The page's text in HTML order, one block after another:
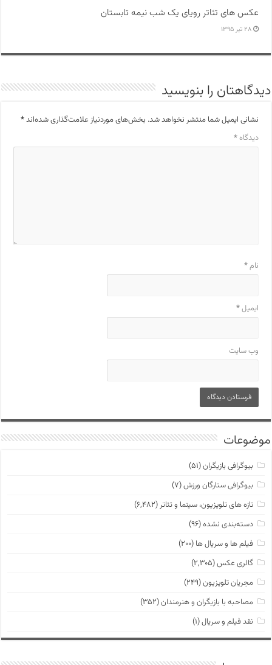
عکس های تئاتر رویای یک شب نیمه تابستان
۲۸ تیر ۱۳۹۵
دیدگاهتان را بنویسید
نشانی ایمیل شما منتشر نخواهد شد. بخش‌های موردنیاز علامت‌گذاری شده‌اند*
دیدگاه*
نام*
ایمیل*
وب‌ سایت
موضوعات
بیوگرافی بازیگران(۵۱)
بیوگرافی ستارگان ورزش(۷)
تازه های تلویزیون، سینما و تئاتر (۶,۴۸۲)
دسته‌بندی نشده(۹۶)
فیلم ها و سریال ها (۲۰۰)
گالری عکس(۲,۳۰۵)
مجریان تلویزیون(۲۴۹)
مصاحبه با بازیگران و هنرمندان(۳۵۲)
نقد فیلم و سریال(۱)